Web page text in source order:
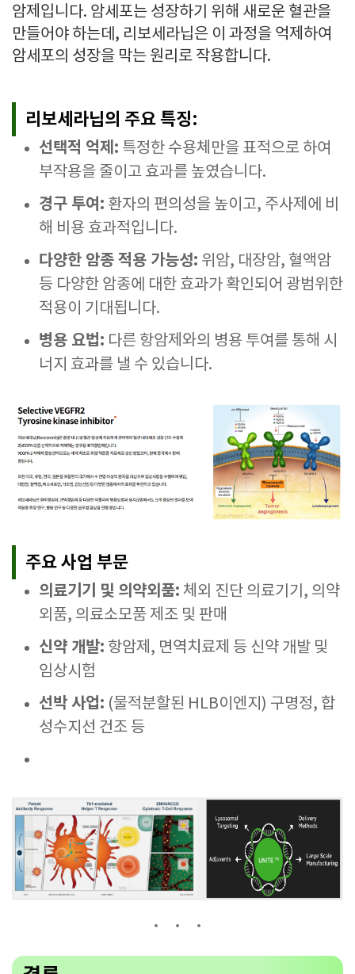
암제입니다. 암세포는 성장하기 위해 새로운 혈관을
만들어야 하는데, 리보세라닙은 이 과정을 억제하여
암세포의 성장을 막는 원리로 작용합니다.
리보세라닙의 주요 특징:
선택적 억제: 특정한 수용체만을 표적으로 하여
부작용을 줄이고 효과를 높였습니다.
경구 투여: 환자의 편의성을 높이고, 주사제에 비
해 비용 효과적입니다.
다양한 암종 적용 가능성: 위암, 대장암, 혈액암
등 다양한 암종에 대한 효과가 확인되어 광범위한
적용이 기대됩니다.
병용 요법: 다른 항암제와의 병용 투여를 통해 시
너지 효과를 낼 수 있습니다.
주요 사업 부문
의료기기 및 의약외품: 체외 진단 의료기기, 의약
외품, 의료소모품 제조 및 판매
신약 개발: 항암제, 면역치료제 등 신약 개발 및
임상시험
선박 사업: (물적분할된 HLB이엔지) 구명정, 합
성수지선 건조 등